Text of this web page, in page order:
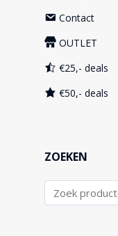
Contact
OUTLET
€25,- deals
€50,- deals
ZOEKEN